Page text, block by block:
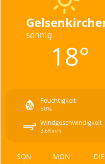
sonnig
18°
Feuchtigkeit
50%
Windgeschwindigkeit
3.6Km/h
SON MON DIE